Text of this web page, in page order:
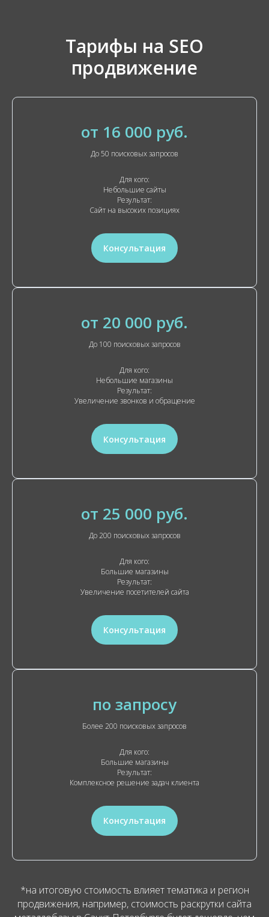
Тарифы на SEO
продвижение
от 16 000 руб.
До 50 поисковых запросов
Для кого:
Небольшие сайты
Результат:
Сайт на высоких позициях
Консультация
от 20 000 руб.
До 100 поисковых запросов
Для кого:
Небольшие магазины
Результат:
Увеличение звонков и обращение
Консультация
от 25 000 руб.
До 200 поисковых запросов
Для кого:
Большие магазины
Результат:
Увеличение посетителей сайта
Консультация
по запросу
Более 200 поисковых запросов
Для кого:
Большие магазины
Результат:
Комплексное решение задач клиента
Консультация
*на итоговую стоимость влияет тематика и регион
продвижения, например, стоимость раскрутки сайта